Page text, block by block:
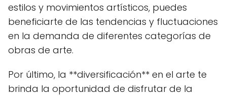
estilos y movimientos artísticos, puedes
beneficiarte de las tendencias y fluctuaciones
en la demanda de diferentes categorías de
obras de arte.
Por último, la **diversificación** en el arte te
brinda la oportunidad de disfrutar de la